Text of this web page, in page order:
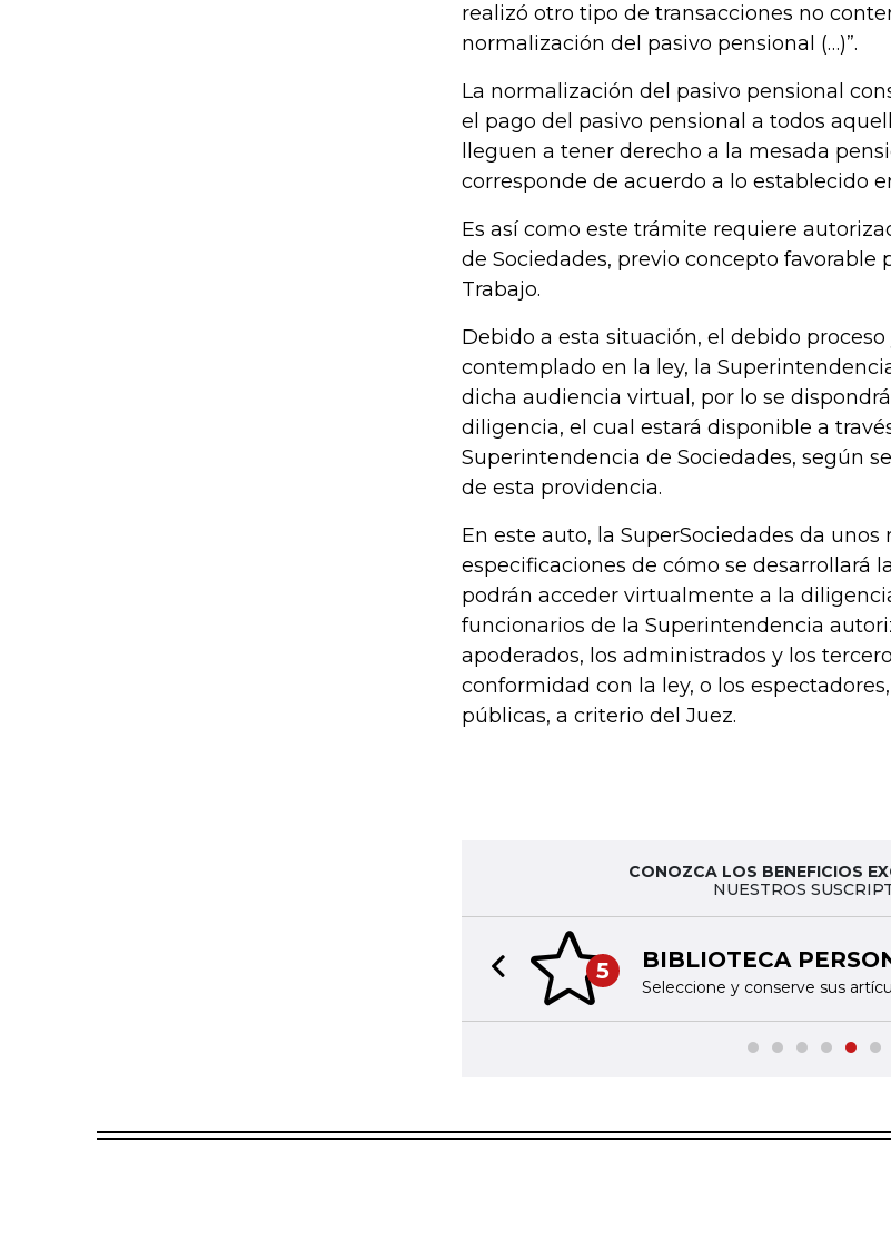
realizó otro tipo de transacciones no
normalización del pasivo pensional (…)”.
La normalización del pasivo pensional
el pago del pasivo pensional a todos
lleguen a tener derecho a la mesada
corresponde de acuerdo a lo establecido
Es así como este trámite requiere
de Sociedades, previo concepto favorable
Trabajo.
Debido a esta situación, el debido
contemplado en la ley, la
dicha audiencia virtual, por lo se
diligencia, el cual estará disponible a
Superintendencia de Sociedades, según
de esta providencia.
En este auto, la SuperSociedades da
especificaciones de cómo se desarrollará
podrán acceder virtualmente a la
funcionarios de la Superintendencia
apoderados, los administrados y los
conformidad con la ley, o los
públicas, a criterio del Juez.
CONOZCA LOS BENEFICIOS
NUESTROS
5 BIBLIOTECA
Seleccione y conserve sus
Previous slide